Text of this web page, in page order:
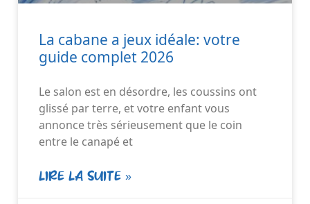
La cabane a jeux idéale: votre
guide complet 2026
Le salon est en désordre, les coussins ont
glissé par terre, et votre enfant vous
annonce très sérieusement que le coin
entre le canapé et
LIRE LA SUITE »